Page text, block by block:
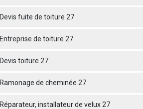
Devis fuite de toiture 27
Entreprise de toiture 27
Devis toiture 27
Ramonage de cheminée 27
Réparateur, installateur de velux 27